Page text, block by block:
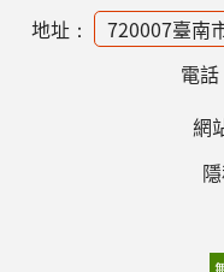
地址：
720007臺南
電話
網